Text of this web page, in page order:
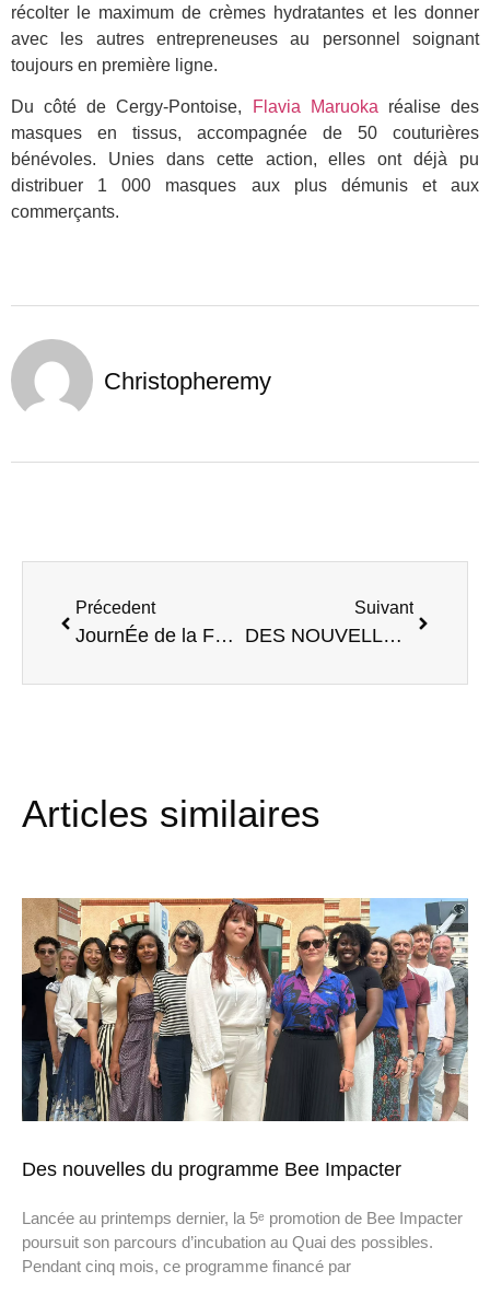
récolter le maximum de crèmes hydratantes et les donner
avec les autres entrepreneuses au personnel soignant
toujours en première ligne.
Du côté de Cergy-Pontoise, Flavia Maruoka réalise des
masques en tissus, accompagnée de 50 couturières
bénévoles. Unies dans cette action, elles ont déjà pu
distribuer 1 000 masques aux plus démunis et aux
commerçants.
Christopheremy
Précedent
JournÉe de la Femme : Mille rÔles, une vraie nature
Suivant
DES NOUVELLES DE STARTUP ADVENTURA
Articles similaires
Des nouvelles du programme Bee Impacter
Lancée au printemps dernier, la 5ᵉ promotion de Bee Impacter
poursuit son parcours d’incubation au Quai des possibles.
Pendant cinq mois, ce programme financé par